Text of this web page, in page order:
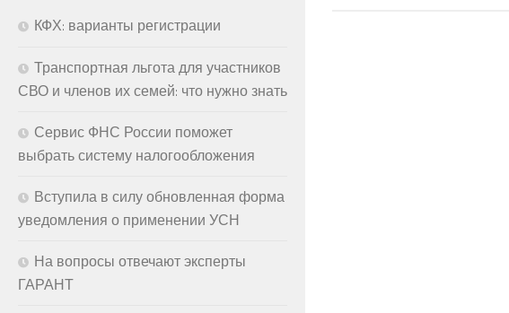
КФХ: варианты регистрации
Транспортная льгота для участников
СВО и членов их семей: что нужно знать
Сервис ФНС России поможет
выбрать систему налогообложения
Вступила в силу обновленная форма
уведомления о применении УСН
На вопросы отвечают эксперты
ГАРАНТ